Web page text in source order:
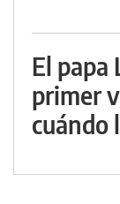
El papa
primer
cuándo